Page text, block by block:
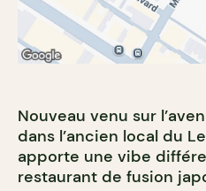
Nouveau venu sur
dans l’ancien local du
apporte une vibe
restaurant de fusion